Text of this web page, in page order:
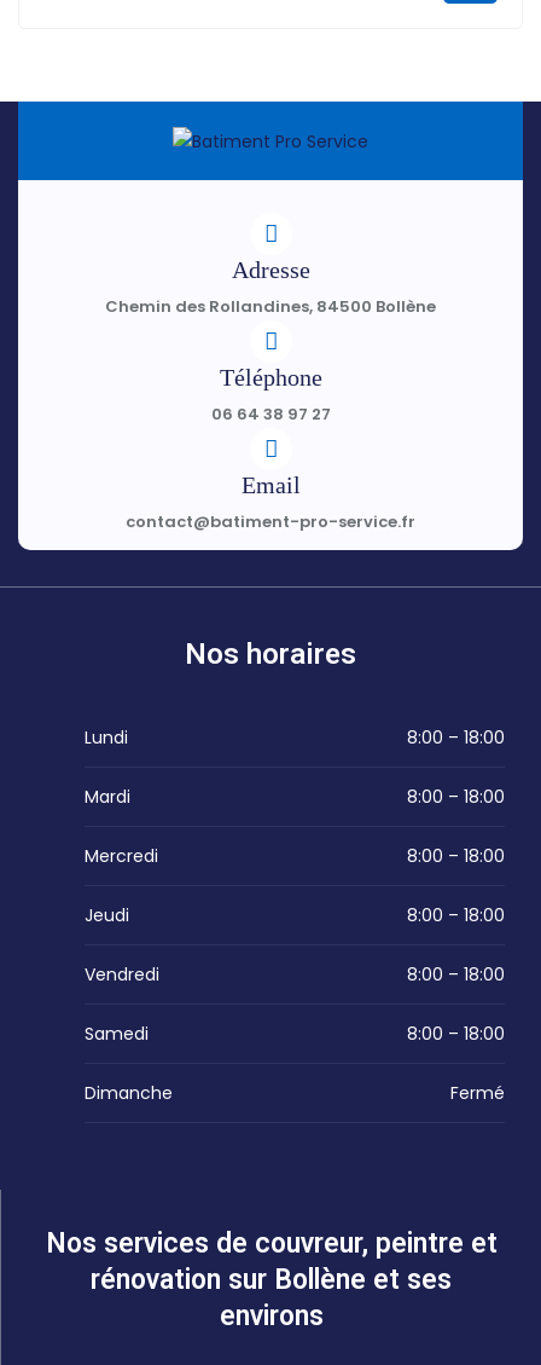
Adresse
Chemin des Rollandines, 84500 Bollène
Téléphone
06 64 38 97 27
Email
contact@batiment-pro-service.fr
Nos horaires
Lundi 8:00 – 18:00
Mardi 8:00 – 18:00
Mercredi 8:00 – 18:00
Jeudi 8:00 – 18:00
Vendredi 8:00 – 18:00
Samedi 8:00 – 18:00
Dimanche Fermé
Nos services de couvreur, peintre et
rénovation sur Bollène et ses
environs